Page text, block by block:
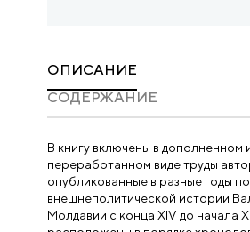
ОПИСАНИЕ
CОДЕРЖАНИЕ
В книгу включены в дополненном
переработанном виде труды
опубликованные в разные годы
внешнеполитической истории
Молдавии с конца XIV до начала